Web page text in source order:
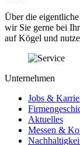
Über die
wir Sie gerne bei
auf Kögel und
Unternehmen
Jobs &
Aktuelles
Messen &